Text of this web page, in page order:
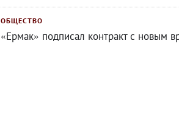
ОБЩЕСТВО
«Ермак» подписал контракт с новым